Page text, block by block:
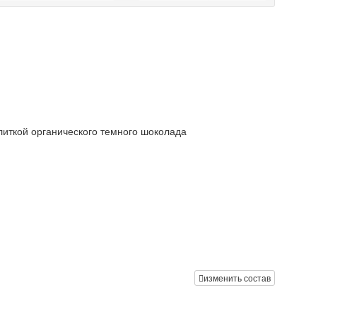
органического темного шоколада
изменить состав